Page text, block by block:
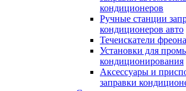
кондиционеров
Ручные станции
кондиционеров авто
Течеискатели фреона
Установки для
кондиционирования
Аксессуары и
заправки